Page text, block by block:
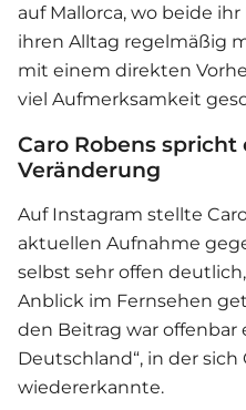
auf Mallorca, wo beide
ihren Alltag regelmäßig
mit einem direkten
viel Aufmerksamkeit
Caro Robens
Veränderung
Auf Instagram stellte
aktuellen Aufnahme
selbst sehr offen
Anblick im Fernsehen
den Beitrag war offenbar
Deutschland“, in der sich
wiedererkannte.